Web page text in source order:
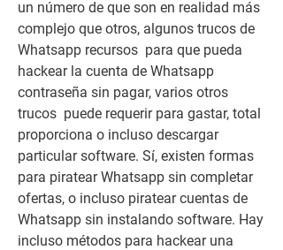
un número de que son en realidad más
complejo que otros, algunos trucos de
Whatsapp recursos  para que pueda
hackear la cuenta de Whatsapp
contraseña sin pagar, varios otros
trucos  puede requerir para gastar, total
proporciona o incluso descargar
particular software. Sí, existen formas
para piratear Whatsapp sin completar
ofertas, o incluso piratear cuentas de
Whatsapp sin instalando software. Hay
incluso métodos para hackear una